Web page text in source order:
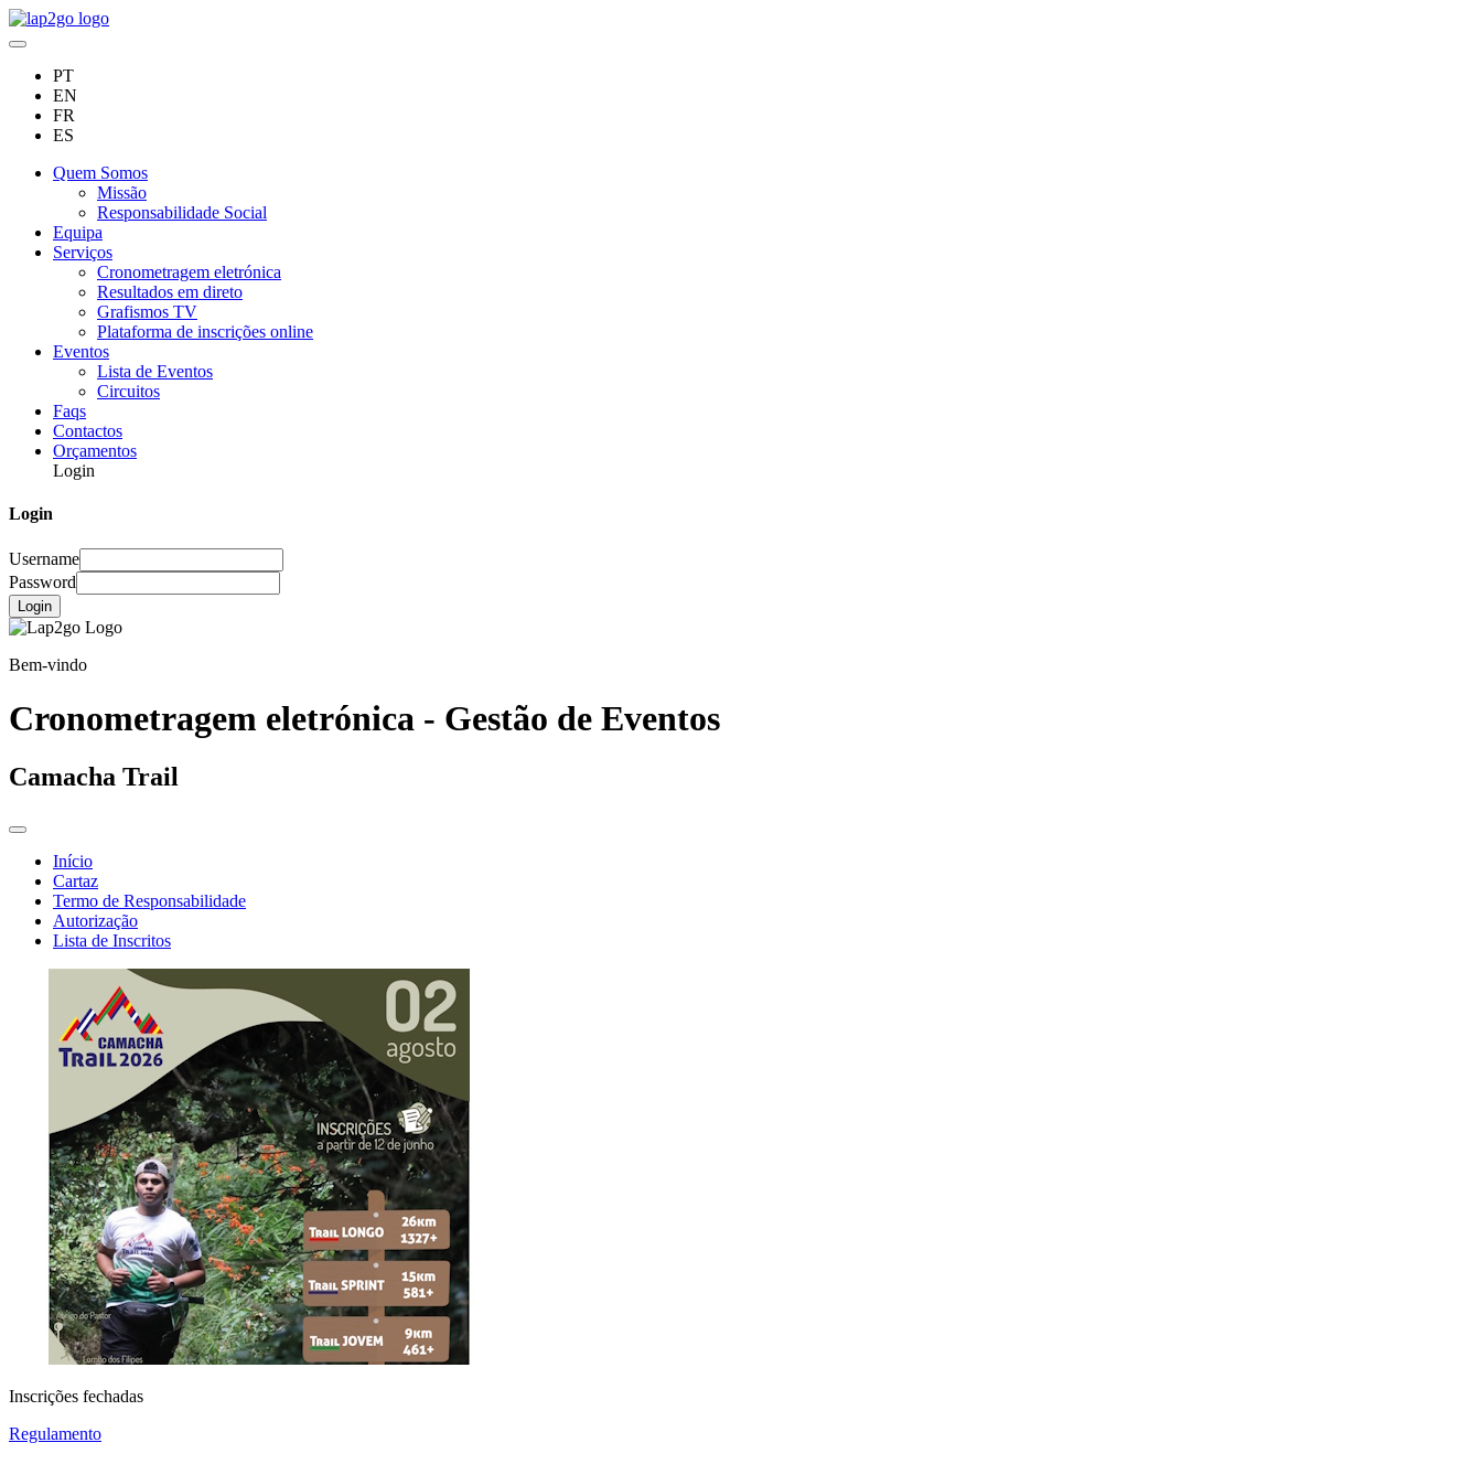
PT
EN
FR
ES
Quem Somos
Missão
Responsabilidade Social
Equipa
Serviços
Cronometragem eletrónica
Resultados em direto
Grafismos TV
Plataforma de inscrições online
Eventos
Lista de Eventos
Circuitos
Faqs
Contactos
Orçamentos
Login
Login
Username
Password
Login
Bem-vindo
Cronometragem eletrónica - Gestão de Eventos
Camacha Trail
Início
Cartaz
Termo de Responsabilidade
Autorização
Lista de Inscritos
Inscrições fechadas
Regulamento